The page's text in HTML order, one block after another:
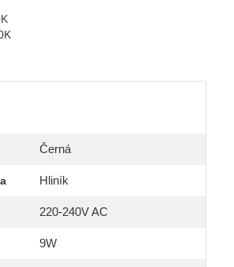
Černá
Hliník
220-240V AC
9W